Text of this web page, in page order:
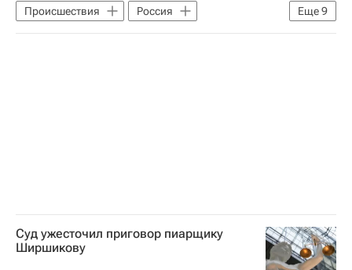
Еще9
Происшествия
Россия
Московская область (Подмосковье)
Суд ужесточил приговор пиарщику
Ширшикову